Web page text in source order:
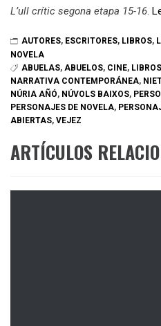
L’ull crític segona etapa 15-16.
AUTORES, ESCRITORES, LIBROS,
NOVELA
ABUELAS, ABUELOS, CINE, LIBROS
NARRATIVA CONTEMPORÁNEA,
NÚRIA AÑÓ, NÚVOLS BAIXOS,
PERSONAJES DE NOVELA,
ABIERTAS, VEJEZ
ARTÍCULOS